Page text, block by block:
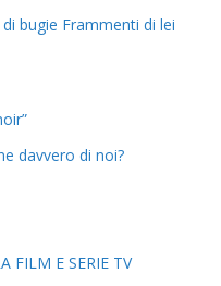
bugie Frammenti di lei
davvero di noi?
FILM E SERIE TV